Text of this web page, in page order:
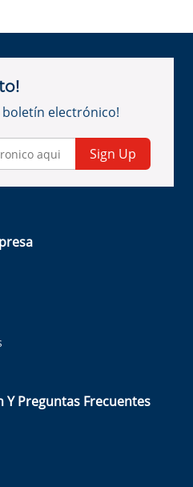
boletín electrónico!
Sign Up
Preguntas Frecuentes